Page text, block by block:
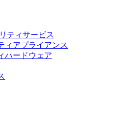
ティサービス
ィアプライアンス
ハードウェア